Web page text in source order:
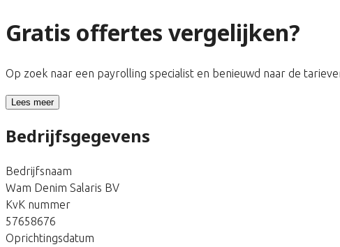
Gratis offertes vergelijken?
Op zoek naar een payrolling specialist en benieuwd naar de
Lees meer
Bedrijfsgegevens
Bedrijfsnaam
Wam Denim Salaris BV
KvK nummer
57658676
Oprichtingsdatum